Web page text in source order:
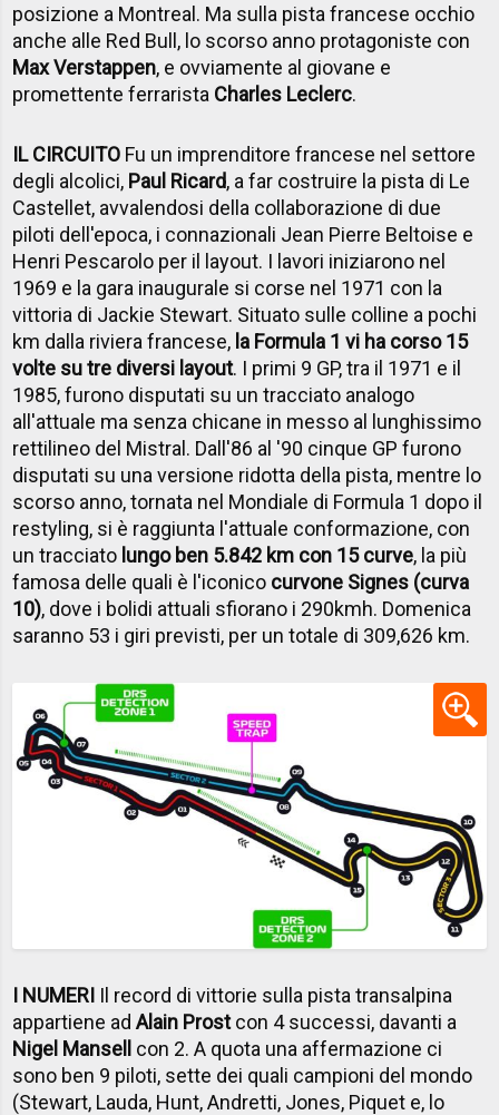
posizione a Montreal. Ma sulla pista francese occhio
anche alle Red Bull, lo scorso anno protagoniste con
Max Verstappen, e ovviamente al giovane e
promettente ferrarista Charles Leclerc.
IL CIRCUITO Fu un imprenditore francese nel settore
degli alcolici, Paul Ricard, a far costruire la pista di Le
Castellet, avvalendosi della collaborazione di due
piloti dell'epoca, i connazionali Jean Pierre Beltoise e
Henri Pescarolo per il layout. I lavori iniziarono nel
1969 e la gara inaugurale si corse nel 1971 con la
vittoria di Jackie Stewart. Situato sulle colline a pochi
km dalla riviera francese, la Formula 1 vi ha corso 15
volte su tre diversi layout. I primi 9 GP, tra il 1971 e il
1985, furono disputati su un tracciato analogo
all'attuale ma senza chicane in messo al lunghissimo
rettilineo del Mistral. Dall'86 al '90 cinque GP furono
disputati su una versione ridotta della pista, mentre lo
scorso anno, tornata nel Mondiale di Formula 1 dopo il
restyling, si è raggiunta l'attuale conformazione, con
un tracciato lungo ben 5.842 km con 15 curve, la più
famosa delle quali è l'iconico curvone Signes (curva
10), dove i bolidi attuali sfiorano i 290kmh. Domenica
saranno 53 i giri previsti, per un totale di 309,626 km.
I NUMERI Il record di vittorie sulla pista transalpina
appartiene adAlain Prostcon 4 successi, davanti a
Nigel Mansell
con 2. A quota una affermazione ci
sono ben 9 piloti, sette dei quali campioni del mondo
(Stewart, Lauda, Hunt, Andretti, Jones, Piquet e, lo